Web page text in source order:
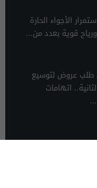
الأجواء الحارة
قوية بعدد من...
طلب عروض لتوسيع
اتهامات